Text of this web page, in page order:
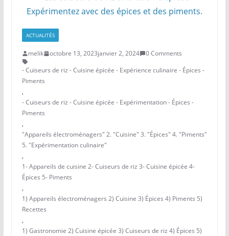
ACTUALITÉS
melik octobre 13, 2023janvier 2, 2024
0 Comments
- Cuiseurs de riz - Cuisine épicée - Expérience culinaire - Épices -
Piments
,
- Cuiseurs de riz - Cuisine épicée - Expérimentation - Épices -
Piments
,
"Appareils électroménagers" 2. "Cuisine" 3. "Épices" 4. "Piments"
5. "Expérimentation culinaire"
,
1- Appareils de cuisine 2- Cuiseurs de riz 3- Cuisine épicée 4-
Épices 5- Piments
,
1) Appareils électroménagers 2) Cuisine 3) Épices 4) Piments 5)
Recettes
,
1) Gastronomie 2) Cuisine épicée 3) Cuiseurs de riz 4) Épices 5)